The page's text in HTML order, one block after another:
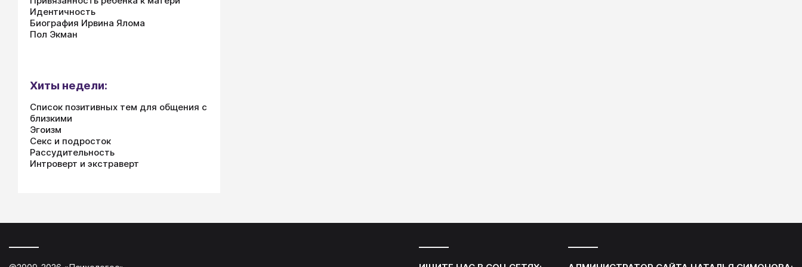
Идентичность
Биография Ирвина Ялома
Пол Экман
Хиты недели:
Список позитивных тем для общения с
близкими
Эгоизм
Секс и подросток
Рассудительность
Интроверт и экстраверт